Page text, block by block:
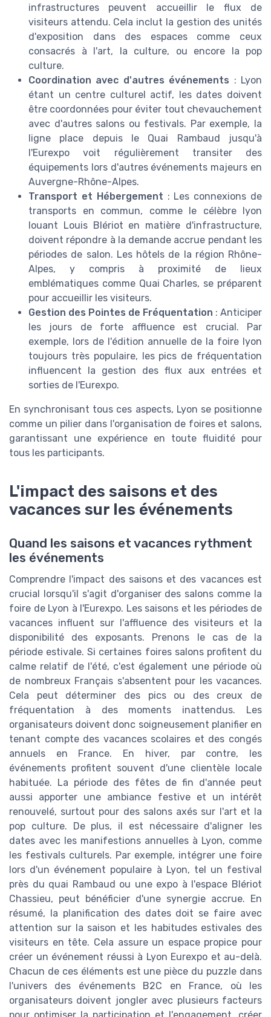
infrastructures peuvent accueillir le flux de
visiteurs attendu. Cela inclut la gestion des unités
d'exposition dans des espaces comme ceux
consacrés à l'art, la culture, ou encore la pop
culture.
Coordination avec d'autres événements : Lyon
étant un centre culturel actif, les dates doivent
être coordonnées pour éviter tout chevauchement
avec d'autres salons ou festivals. Par exemple, la
ligne place depuis le Quai Rambaud jusqu'à
l'Eurexpo voit régulièrement transiter des
équipements lors d'autres événements majeurs en
Auvergne-Rhône-Alpes.
Transport et Hébergement : Les connexions de
transports en commun, comme le célèbre lyon
louant Louis Blériot en matière d'infrastructure,
doivent répondre à la demande accrue pendant les
périodes de salon. Les hôtels de la région Rhône-
Alpes, y compris à proximité de lieux
emblématiques comme Quai Charles, se préparent
pour accueillir les visiteurs.
Gestion des Pointes de Fréquentation : Anticiper
les jours de forte affluence est crucial. Par
exemple, lors de l'édition annuelle de la foire lyon
toujours très populaire, les pics de fréquentation
influencent la gestion des flux aux entrées et
sorties de l'Eurexpo.
En synchronisant tous ces aspects, Lyon se positionne
comme un pilier dans l'organisation de foires et salons,
garantissant une expérience en toute fluidité pour
tous les participants.
L'impact des saisons et des
vacances sur les événements
Quand les saisons et vacances rythment
les événements
Comprendre l'impact des saisons et des vacances est
crucial lorsqu'il s'agit d'organiser des salons comme la
foire de Lyon à l'Eurexpo. Les saisons et les périodes de
vacances influent sur l'affluence des visiteurs et la
disponibilité des exposants. Prenons le cas de la
période estivale. Si certaines foires salons profitent du
calme relatif de l'été, c'est également une période où
de nombreux Français s'absentent pour les vacances.
Cela peut déterminer des pics ou des creux de
fréquentation à des moments inattendus. Les
organisateurs doivent donc soigneusement planifier en
tenant compte des vacances scolaires et des congés
annuels en France. En hiver, par contre, les
événements profitent souvent d'une clientèle locale
habituée. La période des fêtes de fin d'année peut
aussi apporter une ambiance festive et un intérêt
renouvelé, surtout pour des salons axés sur l'art et la
pop culture. De plus, il est nécessaire d'aligner les
dates avec les manifestions annuelles à Lyon, comme
les festivals culturels. Par exemple, intégrer une foire
lors d'un événement populaire à Lyon, tel un festival
près du quai Rambaud ou une expo à l'espace Blériot
Chassieu, peut bénéficier d'une synergie accrue. En
résumé, la planification des dates doit se faire avec
attention sur la saison et les habitudes estivales des
visiteurs en tête. Cela assure un espace propice pour
créer un événement réussi à Lyon Eurexpo et au-delà.
Chacun de ces éléments est une pièce du puzzle dans
l'univers des événements B2C en France, où les
organisateurs doivent jongler avec plusieurs facteurs